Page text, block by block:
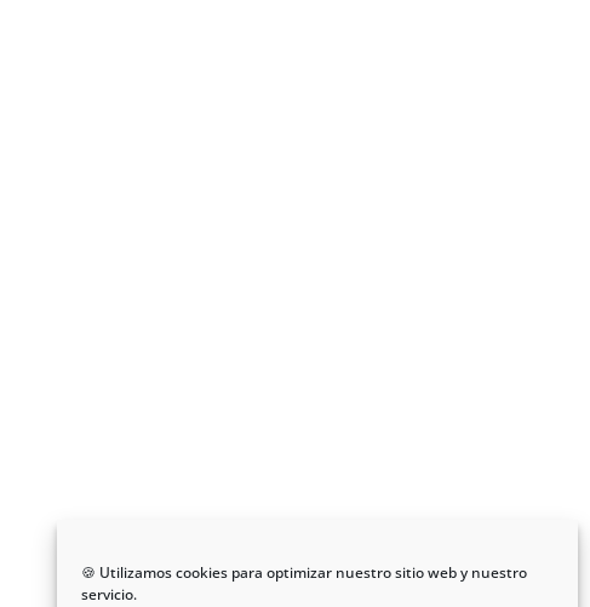
🍪 Utilizamos cookies para optimizar nuestro sitio web y nuestro
servicio.